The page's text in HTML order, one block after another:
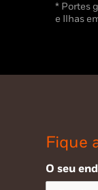
* Portes
e Ilhas
Fique
O seu